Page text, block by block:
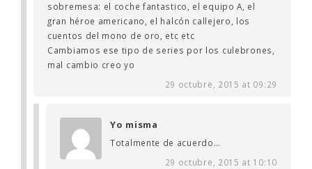
sobremesa: el coche fantastico, el equipo A, el
gran héroe americano, el halcón callejero, los
cuentos del mono de oro, etc etc
Cambiamos ese tipo de series por los culebrones,
mal cambio creo yo
29 octubre, 2015 at 09:29
Yo misma
Totalmente de acuerdo…
29 octubre, 2015 at 10:10